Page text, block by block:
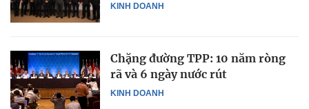
KINH DOANH
KINH DOANH
Chặng đường TPP: 10 năm ròng
rã và 6 ngày nước rút